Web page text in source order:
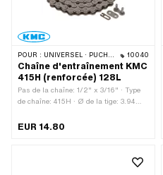
POUR : UNIVERSEL · PUCH · SACHS · PONY / CILO (BÊTA 521 & 512) · ZÜNDAPP BELMONDO · TOMOS · BYE BIKE · ALPA CHOPPER / TURBO · CILO 10040
Chaîne d'entraînement KMC
415H (renforcée) 128L
Pas de la chaîne: 1/2" x 3/16" · Type
de chaîne: 415H · Ø de la tige: 3.94
· Surface: nu / huilé · Couleur: gris ·
128 pcs · Type de cadenas à chaîne:
EUR 14.80